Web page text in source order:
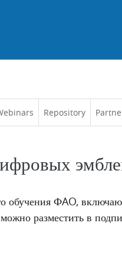
Repository
обучения ФAO,
разместить в